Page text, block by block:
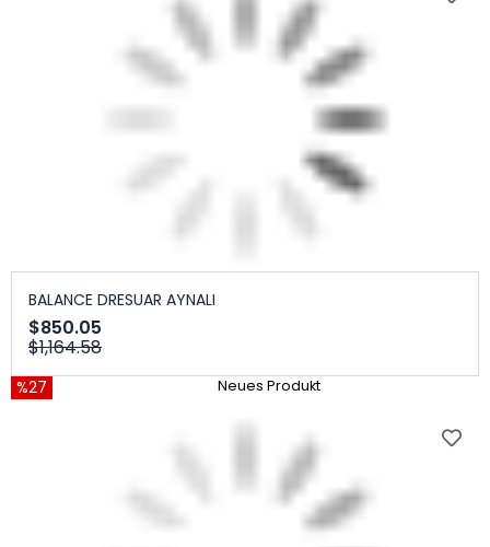
BALANCE DRESUAR AYNALI
$850.05
$1,164.58
%27 Neues Produkt